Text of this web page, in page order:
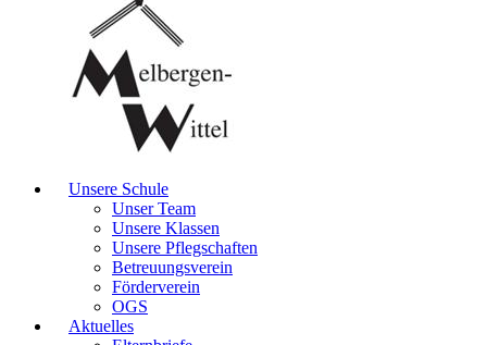
Unsere Schule
Unser Team
Unsere Klassen
Unsere Pflegschaften
Betreuungsverein
Förderverein
OGS
Aktuelles